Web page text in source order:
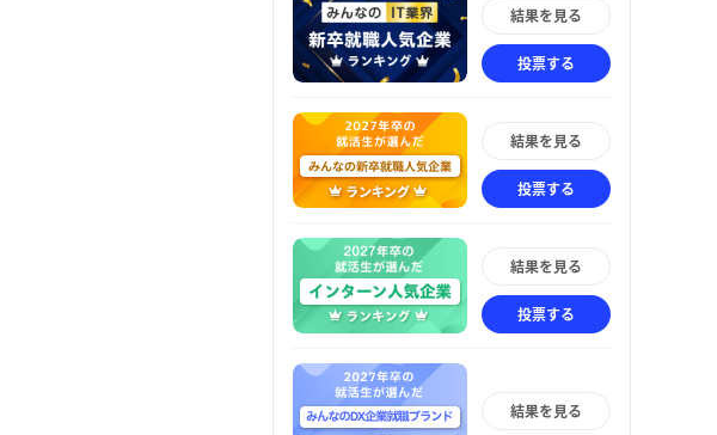
結果を見る
投票する
結果を見る
投票する
結果を見る
投票する
結果を見る